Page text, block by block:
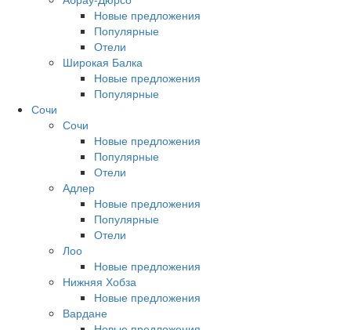
Новые предложения
Популярные
Отели
Широкая Балка
Новые предложения
Популярные
Сочи
Сочи
Новые предложения
Популярные
Отели
Адлер
Новые предложения
Популярные
Отели
Лоо
Новые предложения
Нижняя Хобза
Новые предложения
Вардане